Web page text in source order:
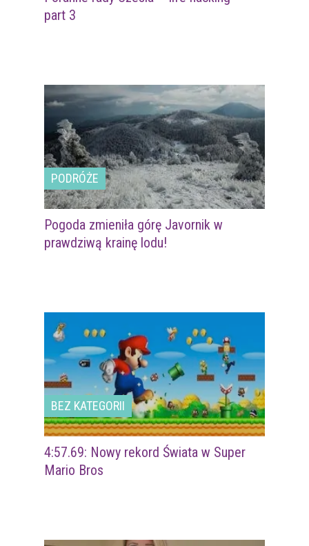
part 3
PODRÓŻE
Pogoda zmieniła górę Javornik w
prawdziwą krainę lodu!
BEZ KATEGORII
4:57.69: Nowy rekord Świata w Super
Mario Bros